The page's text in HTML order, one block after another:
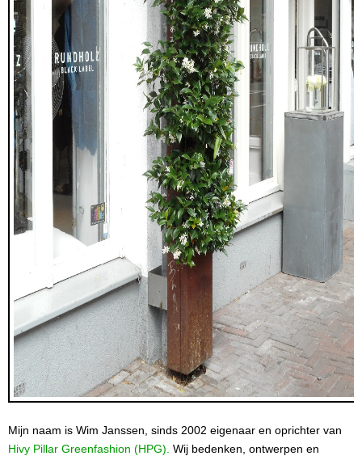
Mijn naam is Wim Janssen, sinds 2002 eigenaar en oprichter van
Hivy Pillar Greenfashion (HPG). Wij bedenken, ontwerpen en